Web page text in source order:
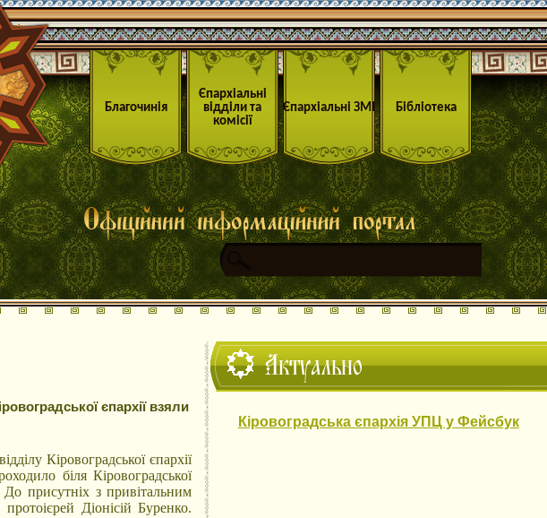
Благочинія
Єпархіальні
відділи та
комісії
Єпархіальні ЗМІ Бібліотека
Актуально
Кіровоградська єпархія УПЦ у Фейсбук
єпархії взяли
Кіровоградської єпархії
біля Кіровоградської
присутніх з привітальним
Діонісій Буренко.